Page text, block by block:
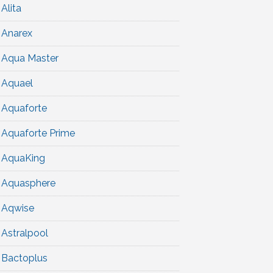
Alita
Anarex
Aqua Master
Aquael
Aquaforte
Aquaforte Prime
AquaKing
Aquasphere
Aqwise
Astralpool
Bactoplus